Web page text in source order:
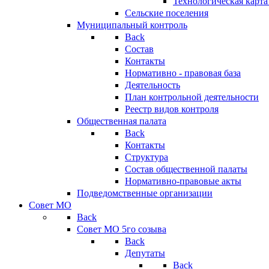
Сельские поселения
Муниципальный контроль
Back
Состав
Контакты
Нормативно - правовая база
Деятельность
План контрольной деятельности
Реестр видов контроля
Общественная палата
Back
Контакты
Структура
Состав общественной палаты
Нормативно-правовые акты
Подведомственные организации
Совет МО
Back
Совет МО 5го созыва
Back
Депутаты
Back